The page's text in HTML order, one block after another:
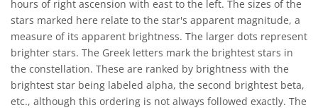
hours of right ascension with east to the left. The sizes of the
stars marked here relate to the star's apparent magnitude, a
measure of its apparent brightness. The larger dots represent
brighter stars. The Greek letters mark the brightest stars in
the constellation. These are ranked by brightness with the
brightest star being labeled alpha, the second brightest beta,
etc., although this ordering is not always followed exactly. The